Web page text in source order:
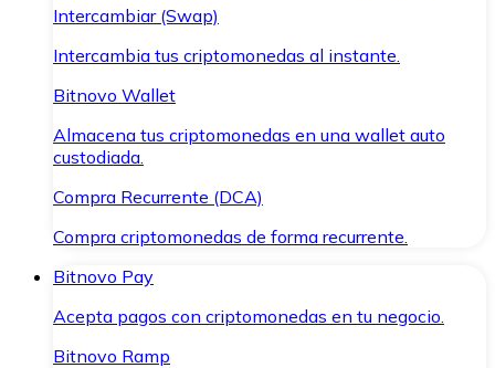
Intercambiar (Swap)
Intercambia tus criptomonedas al instante.
Bitnovo Wallet
Almacena tus criptomonedas en una wallet auto
custodiada.
Compra Recurrente (DCA)
Compra criptomonedas de forma recurrente.
Bitnovo Pay
Acepta pagos con criptomonedas en tu negocio.
Bitnovo Ramp